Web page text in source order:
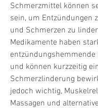
Schmerzmittel können
sein, um Entzündungen
und Schmerzen zu
Medikamente haben
entzündungshemmende
und können kurzzeitig
Schmerzlinderung
jedoch wichtig,
Massagen und alternative